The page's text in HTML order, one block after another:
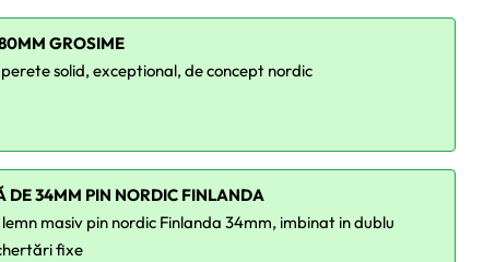
GROSIME
perete solid, exceptional, de concept nordic
DE 34MM PIN NORDIC FINLANDA
masiv pin nordic Finlanda 34mm, imbinat in dublu
fixe